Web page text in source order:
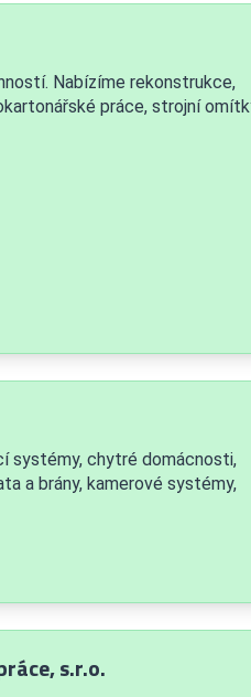
Nabízíme rekonstrukce,
práce, strojní
systémy, chytré domácnosti,
a brány, kamerové systémy,
s.r.o.